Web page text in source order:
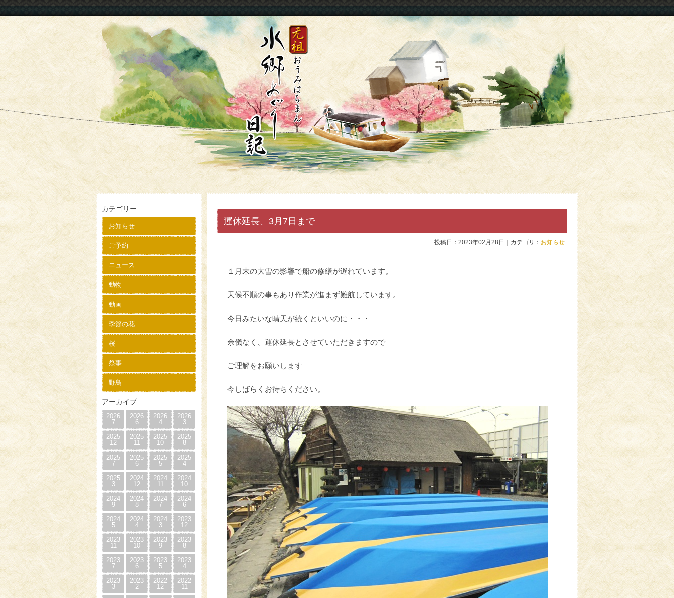
カテゴリー
お知らせ
ご予約
ニュース
動物
動画
季節の花
桜
祭事
野鳥
アーカイブ
2026
7
2026
6
2026
4
2026
3
2025
12
2025
11
2025
10
2025
8
2025
7
2025
6
2025
5
2025
4
2025
3
2024
12
2024
11
2024
10
2024
9
2024
8
2024
7
2024
6
2024
5
2024
4
2024
3
2023
12
2023
11
2023
10
2023
9
2023
8
2023
7
2023
6
2023
5
2023
4
2023
3
2023
2
2022
12
2022
11
運休延長、3月7日まで
投稿日：2023年02月28日｜カテゴリ： お知らせ
１月末の大雪の影響で船の修繕が遅れています。
天候不順の事もあり作業が進まず難航しています。
今日みたいな晴天が続くといいのに・・・
余儀なく、運休延長とさせていただきますので
ご理解をお願いします
今しばらくお待ちください。